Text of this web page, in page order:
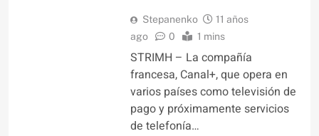
Stepanenko
11 años
ago
0 1 mins
STRIMH – La compañía
francesa, Canal+, que opera en
varios países como televisión de
pago y próximamente servicios
de telefonía…